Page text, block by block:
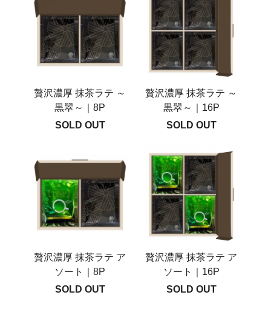
贅沢濃厚 抹茶ラテ ～
黒翠～｜8P
SOLD OUT
贅沢濃厚 抹茶ラテ ～
黒翠～｜16P
SOLD OUT
贅沢濃厚 抹茶ラテ ア
ソート｜8P
SOLD OUT
贅沢濃厚 抹茶ラテ ア
ソート｜16P
SOLD OUT